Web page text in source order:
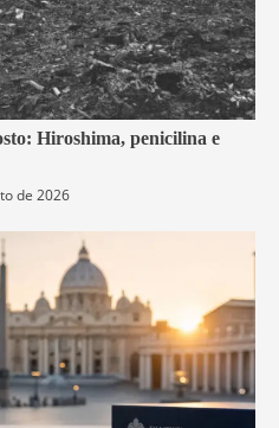
Hiroshima, penicilina e
de 2026